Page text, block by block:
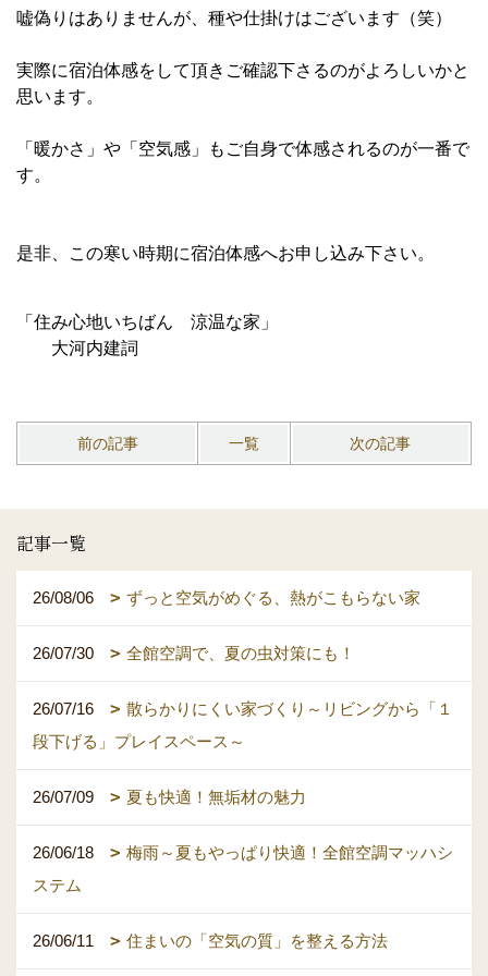
嘘偽りはありませんが、種や仕掛けはございます（笑）
実際に宿泊体感をして頂きご確認下さるのがよろしいかと
思います。
「暖かさ」や「空気感」もご自身で体感されるのが一番で
す。
是非、この寒い時期に宿泊体感へお申し込み下さい。
「住み心地いちばん 涼温な家」
大河内建詞
前の記事 一覧 次の記事
記事一覧
26/08/06 ずっと空気がめぐる、熱がこもらない家
26/07/30 全館空調で、夏の虫対策にも！
26/07/16
散らかりにくい家づくり～リビングから「１
段下げる」プレイスペース～
26/07/09 夏も快適！無垢材の魅力
26/06/18
梅雨～夏もやっぱり快適！全館空調マッハシ
ステム
26/06/11 住まいの「空気の質」を整える方法